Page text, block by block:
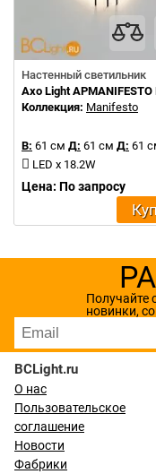
Настенный светильник
Axo Light APMANIFESTO
Коллекция: Manifesto
В: 61 см Д: 61 см Д: 61
LED x 18.2W
Цена: По запросу
Получайте
новинки,
BCLight.ru
О нас
Пользовательское
соглашение
Новости
Фабрики